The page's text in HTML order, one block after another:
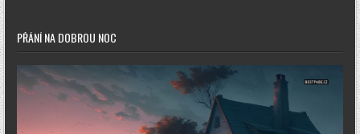
PŘÁNÍ NA DOBROU NOC